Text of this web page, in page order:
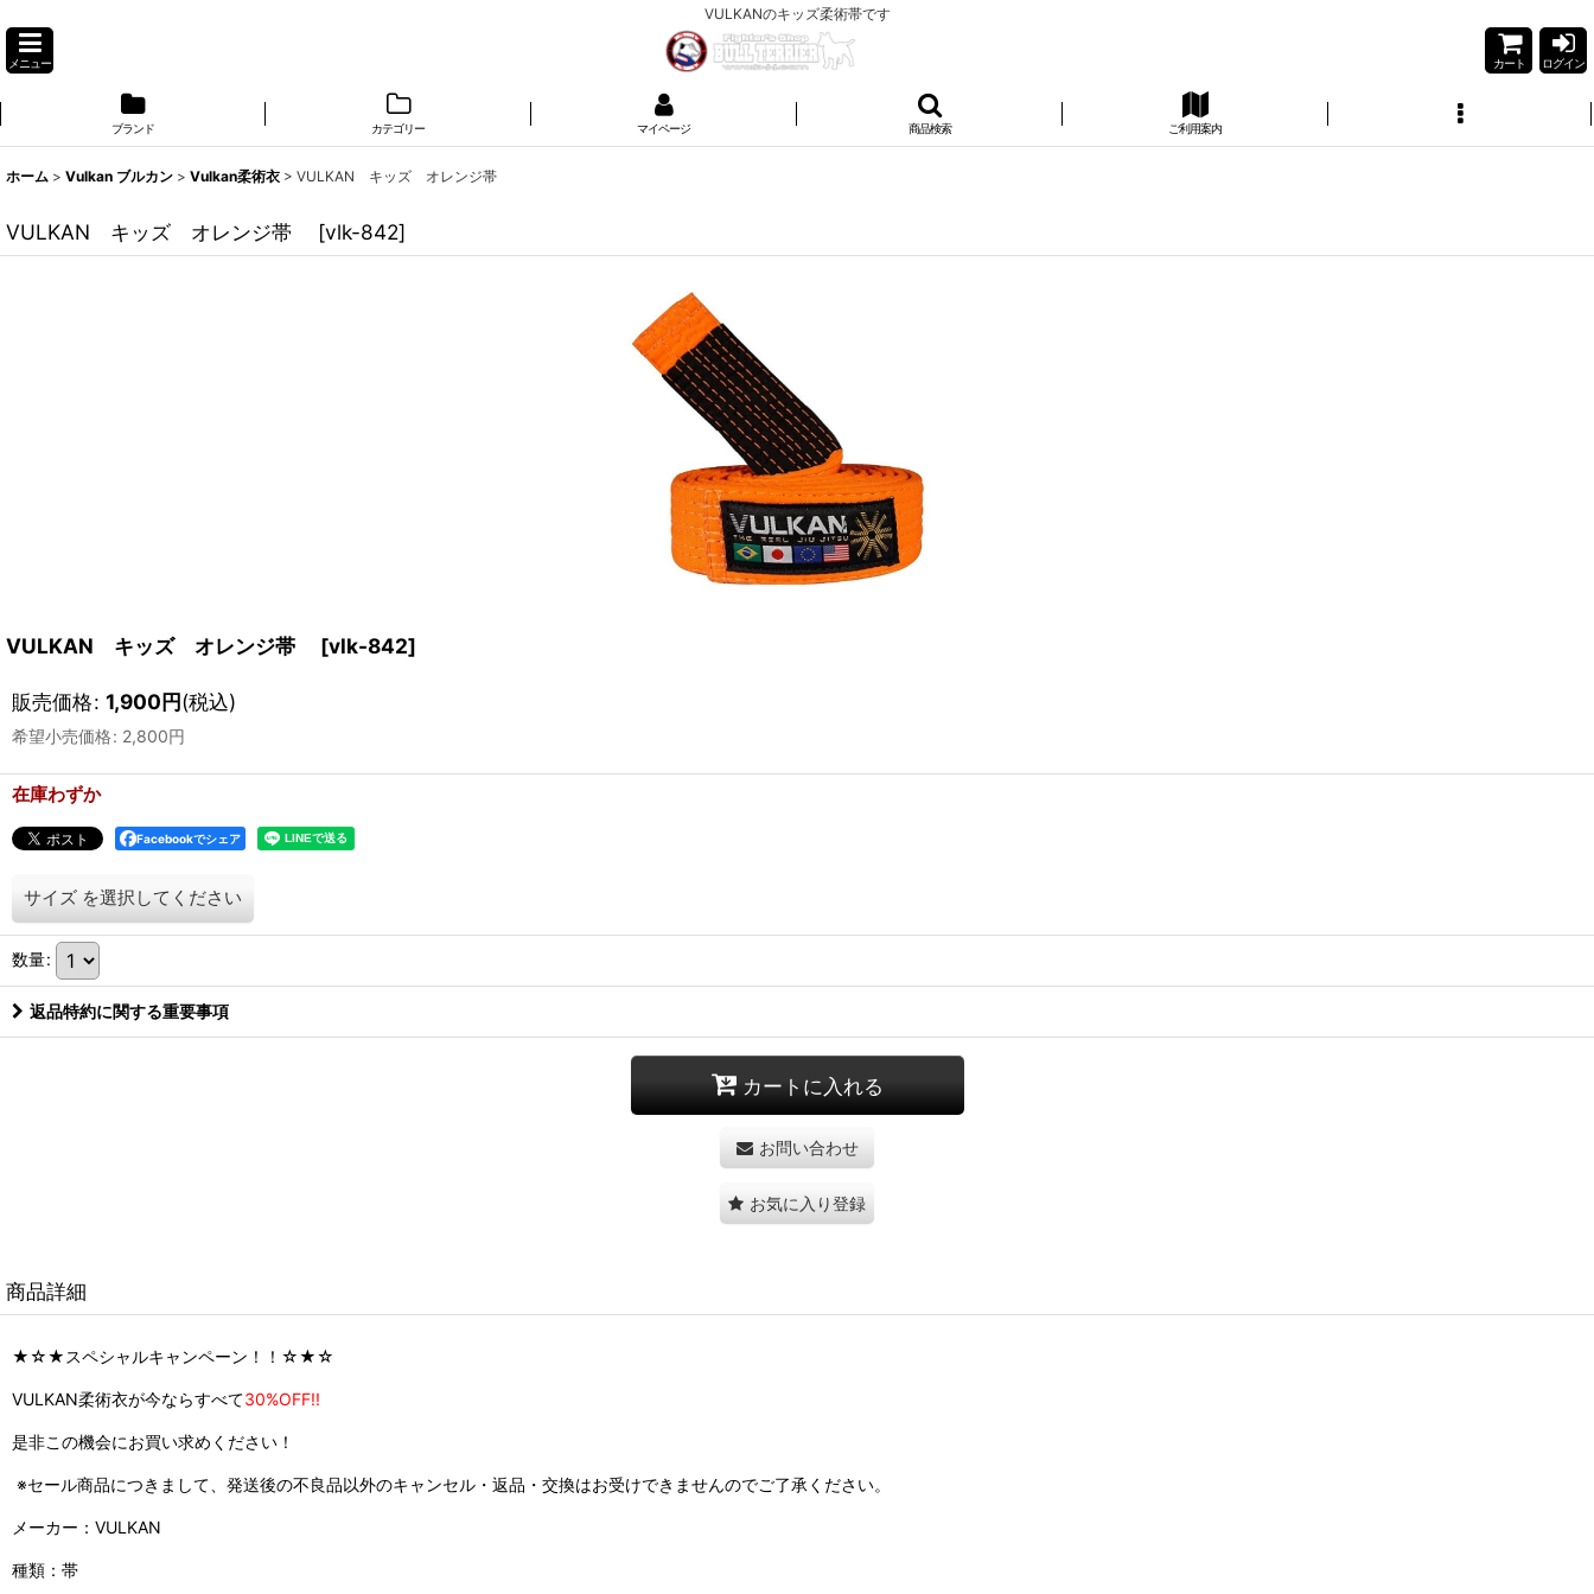
VULKANのキッズ柔術帯です
メニュー カート ログイン
ブランド カテゴリー マイページ 商品検索 ご利用案内
ホーム > Vulkan ブルカン > Vulkan柔術衣 > VULKAN キッズ オレンジ帯
VULKAN キッズ オレンジ帯 [vlk-842]
VULKAN キッズ オレンジ帯 [vlk-842]
販売価格: 1,900円(税込)
希望小売価格: 2,800円
在庫わずか
Facebookでシェア
サイズ を選択してください
数量:
返品特約に関する重要事項
カートに入れる
お問い合わせ
お気に入り登録
商品詳細
★☆★スペシャルキャンペーン！！☆★☆
VULKAN柔術衣が今ならすべて30%OFF!!
是非この機会にお買い求めください！
※セール商品につきまして、発送後の不良品以外のキャンセル・返品・交換はお受けできませんのでご了承ください。
メーカー：VULKAN
種類：帯